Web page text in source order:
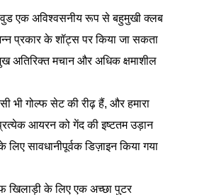
एक अविश्वसनीय रूप से बहुमुखी क्लब
प्रकार के शॉट्स पर किया जा सकता
अतिरिक्त मचान और अधिक क्षमाशील
भी गोल्फ सेट की रीढ़ हैं, और हमारा
आयरन को गेंद की इष्टतम उड़ान
सावधानीपूर्वक डिज़ाइन किया गया
खिलाड़ी के लिए एक अच्छा पुटर